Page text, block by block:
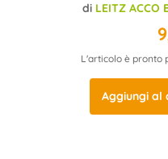
di LEITZ ACCO
L'articolo è pronto
Aggiungi al